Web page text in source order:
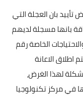
بان العجلة التي
بانها مسجلة لديهم
الخاصة رقم
يتم اطلاق الاعانة
لهذا الغرض،
في مركز تكنولوجيا